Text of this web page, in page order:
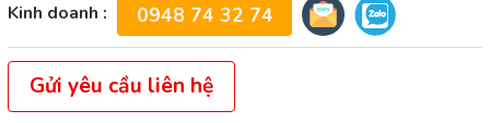
Kinh doanh : 0948 74 32 74
Gửi yêu cầu liên hệ